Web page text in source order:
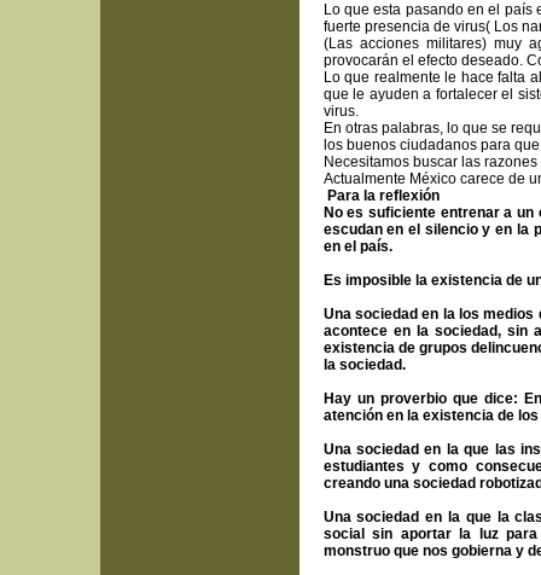
Lo que esta pasando en el país
fuerte presencia de virus( Los
(Las acciones militares) muy
provocarán el efecto deseado.
Lo que realmente le hace falta
que le ayuden a fortalecer el
virus.
En otras palabras, lo que se
los buenos ciudadanos para
Necesitamos buscar las
Actualmente México carece de
Para la reflexión
No es suficiente entrenar a
escudan en el silencio y en la
en el país.
Es imposible la existencia de
Una sociedad en la los
acontece en la sociedad, sin
existencia de grupos
la sociedad.
Hay un proverbio que dice:
atención en la existencia de
Una sociedad en la que las
estudiantes y como
creando una sociedad
Una sociedad en la que la
social sin aportar la luz
monstruo que nos gobierna y